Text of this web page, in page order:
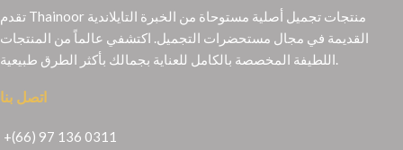
تقدم Thainoor منتجات تجميل أصلية مستوحاة من الخبرة التايلاندية
القديمة في مجال مستحضرات التجميل. اكتشفي عالماً من المنتجات
اللطيفة المخصصة بالكامل للعناية بجمالك بأكثر الطرق طبيعية.
اتصل بنا
+(66) 97 136 0311